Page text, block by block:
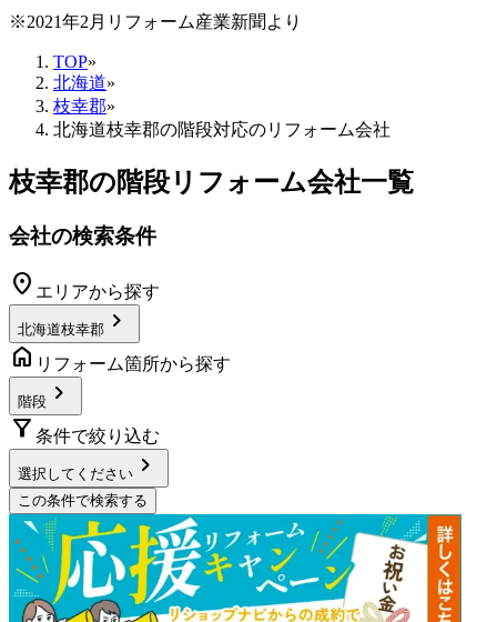
※2021年2月リフォーム産業新聞より
TOP»
北海道»
枝幸郡»
北海道枝幸郡の階段対応のリフォーム会社
枝幸郡の階段リフォーム会社一覧
会社の検索条件
location_on エリアから探す
北海道枝幸郡 chevron_right
home リフォーム箇所から探す
階段 chevron_right
filter_alt 条件で絞り込む
選択してください chevron_right
この条件で検索する